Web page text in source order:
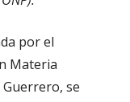
por el
Materia
se